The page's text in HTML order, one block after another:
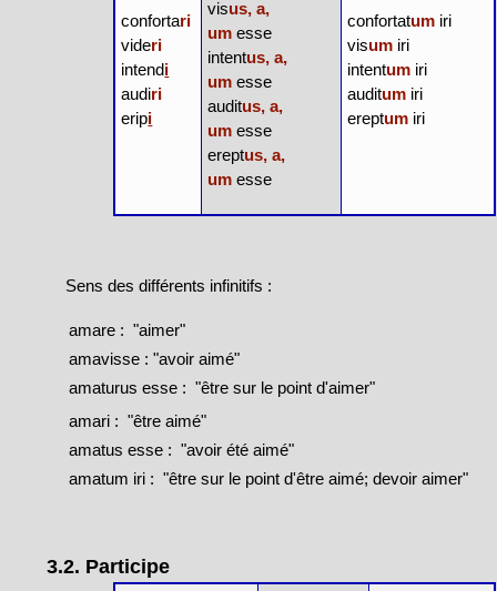
confortari
videri
intendi
audiri
eripi
visus, a,
um esse
intentus, a,
um esse
auditus, a,
um esse
ereptus, a,
um esse
confortatum iri
visum iri
intentum iri
auditum iri
ereptum iri
Sens des différents infinitifs :
amare : "aimer"
amavisse : "avoir aimé"
amaturus esse : "être sur le point d'aimer"
amari : "être aimé"
amatus esse : "avoir été aimé"
amatum iri : "être sur le point d'être aimé; devoir aimer"
3.2. Participe